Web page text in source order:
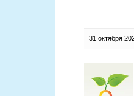
31 октября